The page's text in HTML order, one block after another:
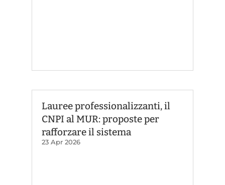
Lauree professionalizzanti, il
CNPI al MUR: proposte per
rafforzare il sistema
23 Apr 2026